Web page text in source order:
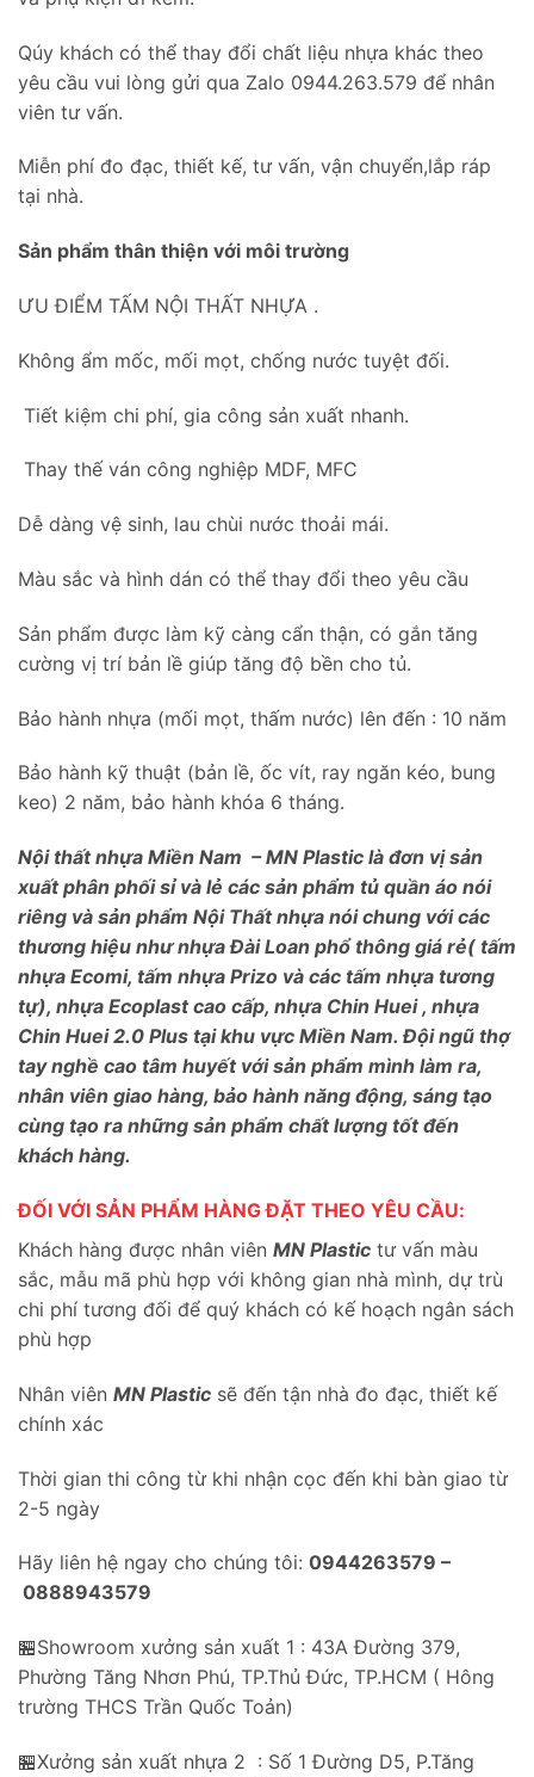
Qúy khách có thể thay đổi chất liệu nhựa khác theo
yêu cầu vui lòng gửi qua Zalo 0944.263.579 để nhân
viên tư vấn.
Miễn phí đo đạc, thiết kế, tư vấn, vận chuyển,lắp ráp
tại nhà.
Sản phẩm thân thiện với môi trường
ƯU ĐIỂM TẤM NỘI THẤT NHỰA .
Không ẩm mốc, mối mọt, chống nước tuyệt đối.
Tiết kiệm chi phí, gia công sản xuất nhanh.
Thay thế ván công nghiệp MDF, MFC
Dễ dàng vệ sinh, lau chùi nước thoải mái.
Màu sắc và hình dán có thể thay đổi theo yêu cầu
Sản phẩm được làm kỹ càng cẩn thận, có gắn tăng
cường vị trí bản lề giúp tăng độ bền cho tủ.
Bảo hành nhựa (mối mọt, thấm nước) lên đến : 10 năm
Bảo hành kỹ thuật (bản lề, ốc vít, ray ngăn kéo, bung
keo) 2 năm, bảo hành khóa 6 tháng.
Nội thất nhựa Miền Nam – MN Plastic là đơn vị sản
xuất phân phối sỉ và lẻ các sản phẩm tủ quần áo nói
riêng và sản phẩm Nội Thất nhựa nói chung với các
thương hiệu như nhựa Đài Loan phổ thông giá rẻ( tấm
nhựa Ecomi, tấm nhựa Prizo và các tấm nhựa tương
tự), nhựa Ecoplast cao cấp, nhựa Chin Huei , nhựa
Chin Huei 2.0 Plus tại khu vực Miền Nam. Đội ngũ thợ
tay nghề cao tâm huyết với sản phẩm mình làm ra,
nhân viên giao hàng, bảo hành năng động, sáng tạo
cùng tạo ra những sản phẩm chất lượng tốt đến
khách hàng.
ĐỐI VỚI SẢN PHẨM HÀNG ĐẶT THEO YÊU CẦU:
Khách hàng được nhân viên MN Plastic tư vấn màu
sắc, mẫu mã phù hợp với không gian nhà mình, dự trù
chi phí tương đối để quý khách có kế hoạch ngân sách
phù hợp
Nhân viên MN Plastic sẽ đến tận nhà đo đạc, thiết kế
chính xác
Thời gian thi công từ khi nhận cọc đến khi bàn giao từ
2-5 ngày
Hãy liên hệ ngay cho chúng tôi: 0944263579 –
0888943579
🏪Showroom xưởng sản xuất 1 : 43A Đường 379,
Phường Tăng Nhơn Phú, TP.Thủ Đức, TP.HCM ( Hông
trường THCS Trần Quốc Toản)
🏪Xưởng sản xuất nhựa 2 : Số 1 Đường D5, P.Tăng